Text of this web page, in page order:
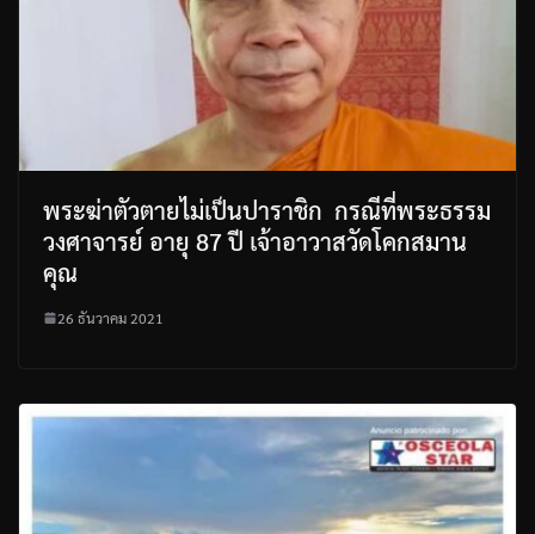
พระฆ่าตัวตายไม่เป็นปาราชิก กรณีที่พระธรรม
วงศาจารย์ อายุ 87 ปี เจ้าอาวาสวัดโคกสมาน
คุณ
26 ธันวาคม 2021